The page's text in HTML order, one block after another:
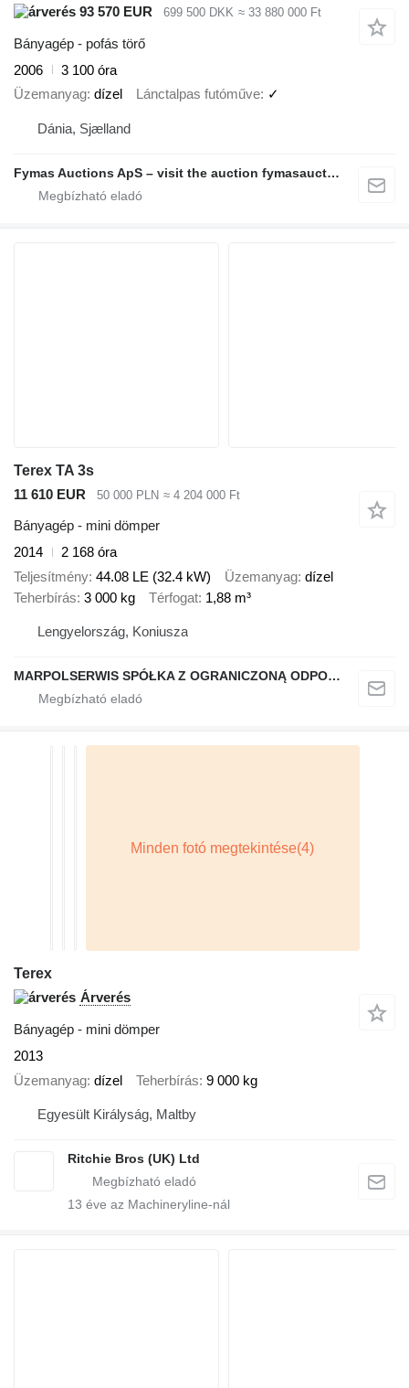
93 570 EUR 699 500 DKK ≈ 33 880 000 Ft
Bányagép - pofás törő
2006
3 100 óra
Üzemanyag dízel Lánctalpas futóműve ✓
Dánia, Sjælland
Fymas Auctions ApS – visit the auction fymasauctions.dk
Terex TA 3s
11 610 EUR
50 000 PLN ≈ 4 204 000 Ft
Bányagép - mini dömper
2014
2 168 óra
Teljesítmény 44.08 LE (32.4 kW) Üzemanyag dízel
Teherbírás 3 000 kg Térfogat 1,88 m³
Lengyelország, Koniusza
MARPOLSERWIS SPÓŁKA Z OGRANICZONĄ ODPOWIEDZIALNOŚCIĄ
Terex
Árverés
Bányagép - mini dömper
2013
Üzemanyag dízel Teherbírás 9 000 kg
Egyesült Királyság, Maltby
Ritchie Bros (UK) Ltd
13 éve az Machineryline-nál